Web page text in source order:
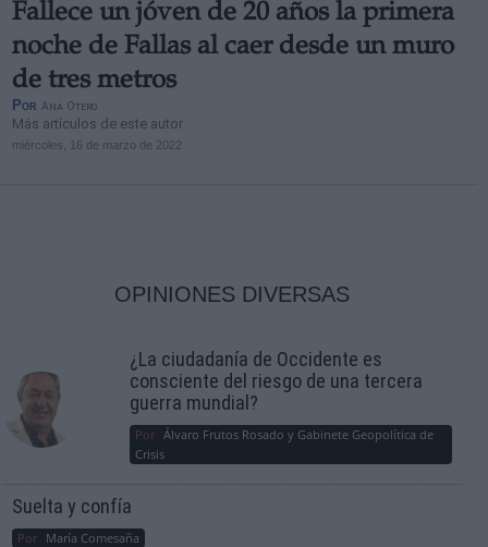
Fallece un jóven de 20 años la primera
noche de Fallas al caer desde un muro
de tres metros
Por Ana Otero
Más artículos de este autor
miércoles, 16 de marzo de 2022
OPINIONES DIVERSAS
¿La ciudadanía de Occidente es
consciente del riesgo de una tercera
guerra mundial?
Por Álvaro Frutos Rosado y Gabinete Geopolítica de
Crisis
Suelta y confía
Por María Comesaña